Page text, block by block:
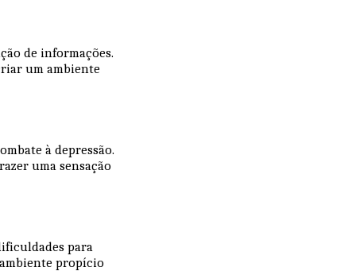
de informações.
um ambiente
à depressão.
uma sensação
para
propício